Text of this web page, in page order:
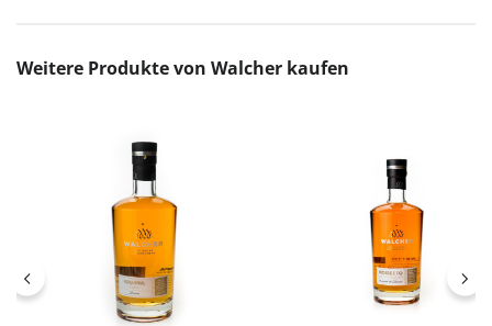
Produktgalerie überspringen
Weitere Produkte von Walcher kaufen